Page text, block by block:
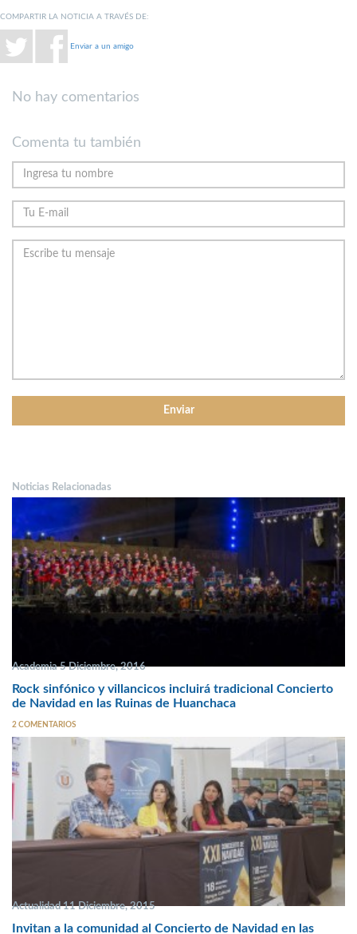
COMPARTIR LA NOTICIA A TRAVÉS DE:
Enviar a un amigo
No hay comentarios
Comenta tu también
Noticias Relacionadas
Academia 5 Diciembre, 2016
Rock sinfónico y villancicos incluirá tradicional Concierto
de Navidad en las Ruinas de Huanchaca
2 COMENTARIOS
Actualidad 11 Diciembre, 2015
Invitan a la comunidad al Concierto de Navidad en las